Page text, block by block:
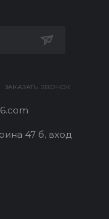
ЗАКАЗАТЬ ЗВОНОК
47 б, вход